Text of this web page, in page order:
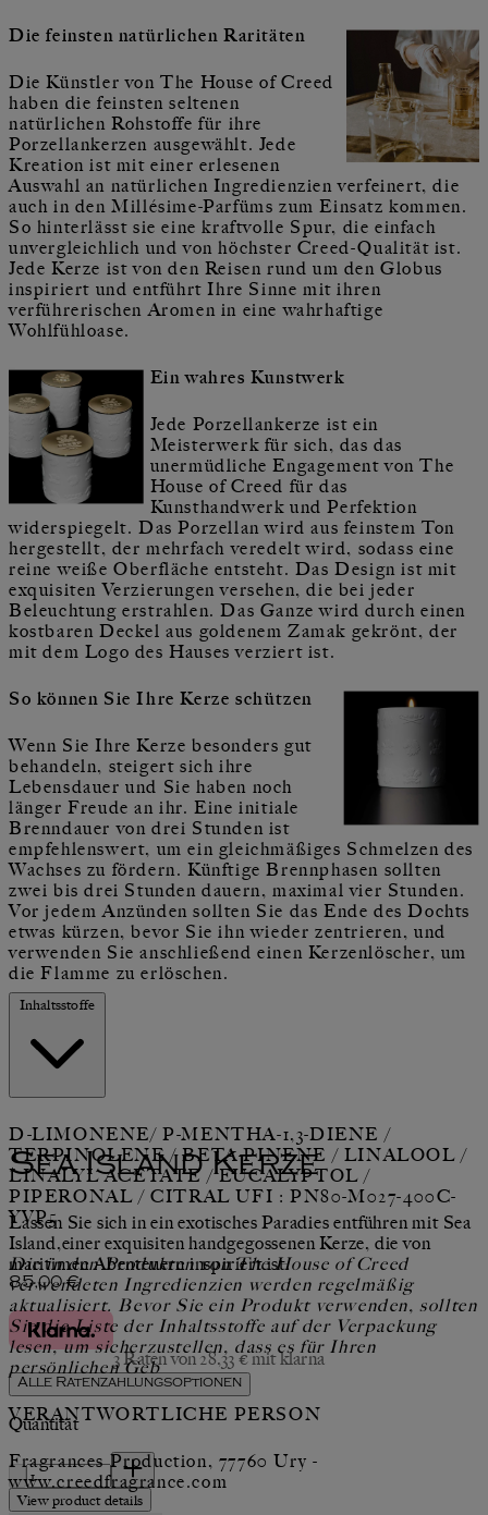
Die feinsten natürlichen Raritäten
Die Künstler von The House of Creed
haben die feinsten seltenen
natürlichen Rohstoffe für ihre
Porzellankerzen ausgewählt. Jede
Kreation ist mit einer erlesenen
Auswahl an natürlichen Ingredienzien verfeinert, die
auch in den Millésime-Parfüms zum Einsatz kommen.
So hinterlässt sie eine kraftvolle Spur, die einfach
unvergleichlich und von höchster Creed-Qualität ist.
Jede Kerze ist von den Reisen rund um den Globus
inspiriert und entführt Ihre Sinne mit ihren
verführerischen Aromen in eine wahrhaftige
Wohlfühloase.
Ein wahres Kunstwerk
Jede Porzellankerze ist ein
Meisterwerk für sich, das das
unermüdliche Engagement von The
House of Creed für das
Kunsthandwerk und Perfektion
widerspiegelt. Das Porzellan wird aus feinstem Ton
hergestellt, der mehrfach veredelt wird, sodass eine
reine weiße Oberfläche entsteht. Das Design ist mit
exquisiten Verzierungen versehen, die bei jeder
Beleuchtung erstrahlen. Das Ganze wird durch einen
kostbaren Deckel aus goldenem Zamak gekrönt, der
mit dem Logo des Hauses verziert ist.
So können Sie Ihre Kerze schützen
Wenn Sie Ihre Kerze besonders gut
behandeln, steigert sich ihre
Lebensdauer und Sie haben noch
länger Freude an ihr. Eine initiale
Brenndauer von drei Stunden ist
empfehlenswert, um ein gleichmäßiges Schmelzen des
Wachses zu fördern. Künftige Brennphasen sollten
zwei bis drei Stunden dauern, maximal vier Stunden.
Vor jedem Anzünden sollten Sie das Ende des Dochts
etwas kürzen, bevor Sie ihn wieder zentrieren, und
verwenden Sie anschließend einen Kerzenlöscher, um
die Flamme zu erlöschen.
Inhaltsstoffe
D-LIMONENE/ P-MENTHA-1,3-DIENE /
TERPINOLENE / BETA-PINENE / LINALOOL /
LINALYL ACETATE / EUCALYPTOL /
PIPERONAL / CITRAL UFI : PN80-M027-400C-
YVP5
Die in den Produkten von The House of Creed
verwendeten Ingredienzien werden regelmäßig
aktualisiert. Bevor Sie ein Produkt verwenden, sollten
Sie die Liste der Inhaltsstoffe auf der Verpackung
lesen, um sicherzustellen, dass es für Ihren
persönlichen Geb
VERANTWORTLICHE PERSON
Fragrances Production, 77760 Ury -
www.creedfragrance.com
Sea Island Kerze
Lassen Sie sich in ein exotisches Paradies entführen mit Sea
Island,einer exquisiten handgegossenen Kerze, die von
maritimen Abenteuern inspiriert ist.
Aktueller Preis: 85,00 €.
85,00 €
3 Raten von 28,33 € mit klarna
Alle Ratenzahlungsoptionen
Quantität
Quantität
View product details